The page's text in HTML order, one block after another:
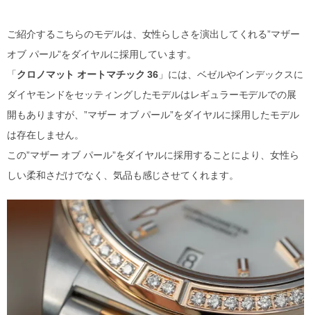
ご紹介するこちらのモデルは、女性らしさを演出してくれる”マザー
オブ パール”をダイヤルに採用しています。
「クロノマット オートマチック 36 」には、ベゼルやインデックスに
ダイヤモンドをセッティングしたモデルはレギュラーモデルでの展
開もありますが、”マザー オブ パール”をダイヤルに採用したモデル
は存在しません。
この”マザー オブ パール”をダイヤルに採用することにより、女性ら
しい柔和さだけでなく、気品も感じさせてくれます。